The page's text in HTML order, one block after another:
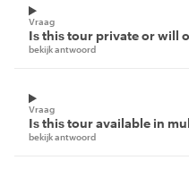
Vraag
Is this tour private or will
bekijk antwoord
Vraag
Is this tour available in
bekijk antwoord